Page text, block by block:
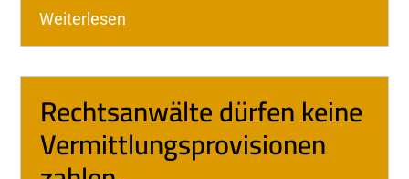
Weiterlesen
Rechtsanwälte dürfen keine
Vermittlungsprovisionen